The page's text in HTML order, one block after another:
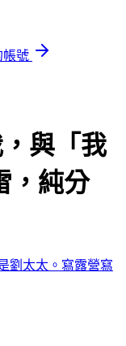
帳號
，與「我
，純分
劉太太。寫露營寫